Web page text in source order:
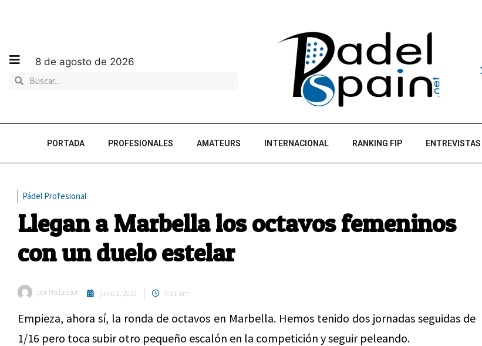
8 de agosto de 2026
PORTADA PROFESIONALES AMATEURS INTERNACIONAL RANKING FIP ENTREVISTAS
Pádel Profesional
Llegan a Marbella los octavos femeninos
con un duelo estelar
por Redaccion junio 2, 2022 9:31 am
Empieza, ahora sí, la ronda de octavos en Marbella. Hemos tenido dos jornadas seguidas de
1/16 pero toca subir otro pequeño escalón en la competición y seguir peleando.